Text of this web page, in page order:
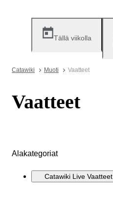
Tällä viikolla
Catawiki Muoti Vaatteet
Vaatteet
Alakategoriat
Catawiki Live Vaatteet